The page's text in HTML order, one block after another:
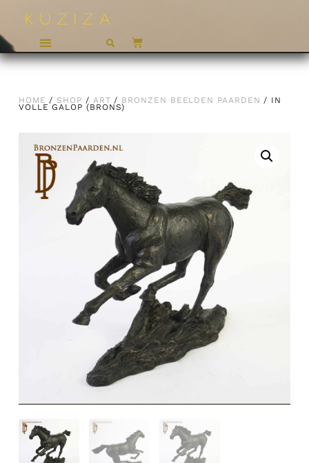
HOME / SHOP / ART / BRONZEN BEELDEN PAARDEN / IN
VOLLE GALOP (BRONS)